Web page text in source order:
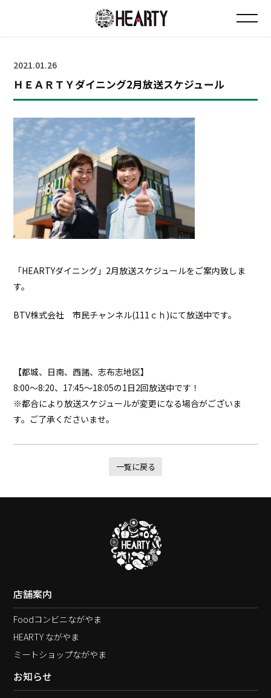
チラシ情報
店舗について
会社について
採用について
Instagram
2021.01.26
ＨＥＡＲＴＹダイニング2月放送スケジュール
「HEARTYダイニング」2月放送スケジュールをご案内致しま
す。
BTV株式会社 市民チャンネル(111ｃｈ)にて放送中です。
【都城、日南、西諸、志布志地区】
8:00～8:20、17:45～18:05の1日2回放送中です！
※都合により放送スケジュールが変更になる場合がございま
す。ご了承くださいませ。
一覧に戻る
店舗案内
Foodコンビニながやま
HEARTY ながやま
ミートショップながやま
お知らせ